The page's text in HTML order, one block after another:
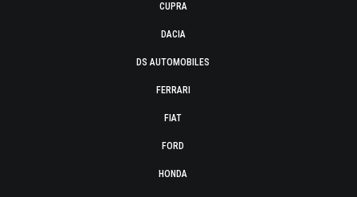
CUPRA
DACIA
DS AUTOMOBILES
FERRARI
FIAT
FORD
HONDA